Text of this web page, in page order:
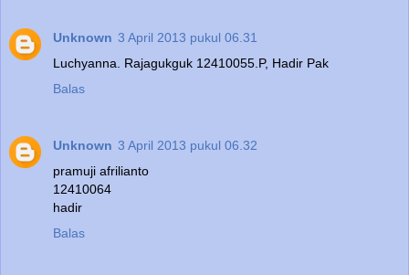
Unknown 3 April 2013 pukul 06.31
Luchyanna. Rajagukguk 12410055.P, Hadir Pak
Balas
Unknown 3 April 2013 pukul 06.32
pramuji afrilianto
12410064
hadir
Balas